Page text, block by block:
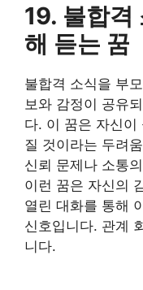
19. 불합격
해 듣는 꿈
불합격 소식을 부
보와 감정이 공유
다. 이 꿈은 자신이
질 것이라는 두려
신뢰 문제나 소통
이런 꿈은 자신의
열린 대화를 통해
신호입니다. 관계
니다.